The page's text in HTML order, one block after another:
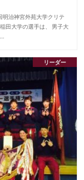
明治神宮外苑大学クリテ
田大学の選手は、 男子大
リーダー